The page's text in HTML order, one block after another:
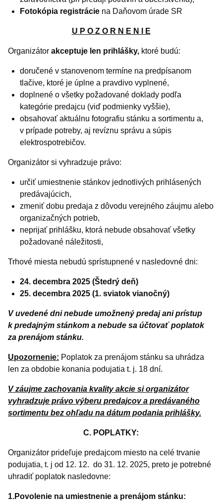
Fotokópia registrácie na Daňovom úrade SR
U P O Z O R N E N I E
Organizátor akceptuje len prihlášky, ktoré budú:
doručené v stanovenom termíne na predpísanom
tlačive, ktoré je úplne a pravdivo vyplnené,
doplnené o všetky požadované doklady podľa
kategórie predajcu (viď podmienky vyššie),
obsahovať aktuálnu fotografiu stánku a sortimentu a,
v prípade potreby, aj revíznu správu a súpis
elektrospotrebičov.
Organizátor si vyhradzuje právo:
určiť umiestnenie stánkov jednotlivých prihlásených
predávajúcich,
zmeniť dobu predaja z dôvodu verejného záujmu alebo
organizačných potrieb,
neprijať prihlášku, ktorá nebude obsahovať všetky
požadované náležitosti,
Trhové miesta nebudú sprístupnené v nasledovné dni:
24. decembra 2025 (Štedrý deň)
25. decembra 2025 (1. sviatok vianočný)
V uvedené dni nebude umožnený predaj ani prístup
k predajným stánkom a nebude sa účtovať poplatok
za prenájom stánku.
Upozornenie: Poplatok za prenájom stánku sa uhrádza
len za obdobie konania podujatia t. j. 18 dní.
V záujme zachovania kvality akcie si organizátor
vyhradzuje právo výberu predajcov a predávaného
sortimentu bez ohľadu na dátum podania prihlášky.
C. POPLATKY:
Organizátor prideľuje predajcom miesto na celé trvanie
podujatia, t. j od 12. 12. do 31. 12. 2025, preto je potrebné
uhradiť poplatok nasledovne:
1.Povolenie na umiestnenie a prenájom stánku: